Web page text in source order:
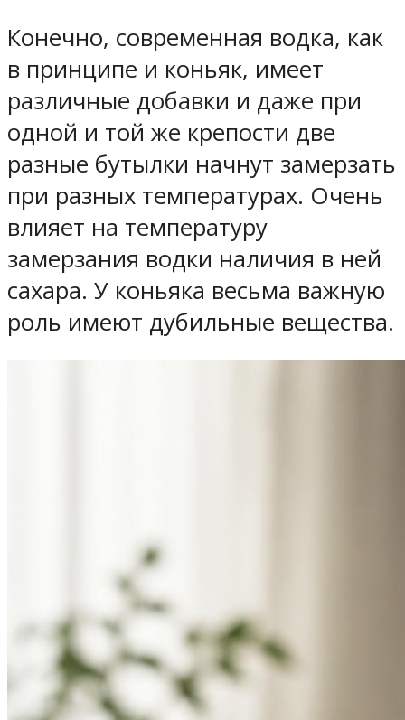
Конечно, современная водка, как
в принципе и коньяк, имеет
различные добавки и даже при
одной и той же крепости две
разные бутылки начнут замерзать
при разных температурах. Очень
влияет на температуру
замерзания водки наличия в ней
сахара. У коньяка весьма важную
роль имеют дубильные вещества.